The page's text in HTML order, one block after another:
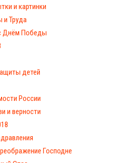
и картинки
и Труда
Днём Победы
детей
России
и верности
Господне